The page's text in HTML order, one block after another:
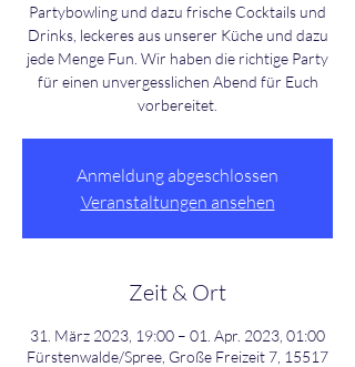
Partybowling und dazu frische Cocktails und
Drinks, leckeres aus unserer Küche und dazu
jede Menge Fun. Wir haben die richtige Party
für einen unvergesslichen Abend für Euch
Anmeldung abgeschlossen
Veranstaltungen ansehen
Zeit & Ort
31. März 2023, 19:00 – 01. Apr. 2023, 01:00
Fürstenwalde/Spree, Große Freizeit 7, 15517